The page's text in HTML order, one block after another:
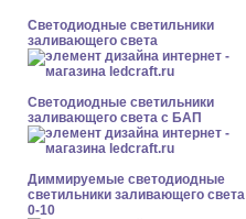
Светодиодные светильники
заливающего света
Светодиодные светильники
заливающего света с БАП
Диммируемые светодиодные
светильники заливающего света
0-10